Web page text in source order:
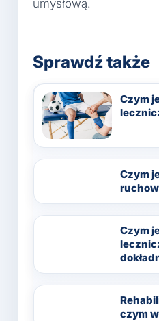
umysłową.
Sprawdź także
Czym
Czym
Czym
czym